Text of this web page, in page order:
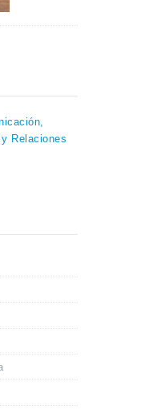
Relaciones